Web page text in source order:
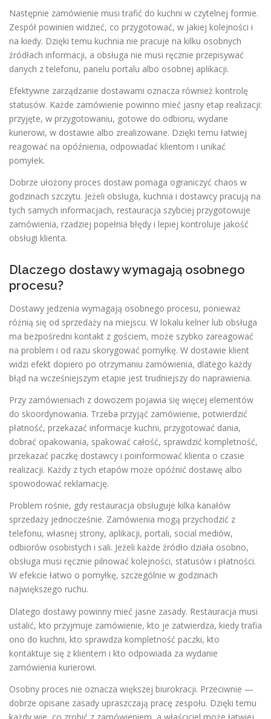
Następnie zamówienie musi trafić do kuchni w czytelnej formie.
Zespół powinien widzieć, co przygotować, w jakiej kolejności i
na kiedy. Dzięki temu kuchnia nie pracuje na kilku osobnych
źródłach informacji, a obsługa nie musi ręcznie przepisywać
danych z telefonu, panelu portalu albo osobnej aplikacji.
Efektywne zarządzanie dostawami oznacza również kontrolę
statusów. Każde zamówienie powinno mieć jasny etap realizacji:
przyjęte, w przygotowaniu, gotowe do odbioru, wydane
kurierowi, w dostawie albo zrealizowane. Dzięki temu łatwiej
reagować na opóźnienia, odpowiadać klientom i unikać
pomyłek.
Dobrze ułożony proces dostaw pomaga ograniczyć chaos w
godzinach szczytu. Jeżeli obsługa, kuchnia i dostawcy pracują na
tych samych informacjach, restauracja szybciej przygotowuje
zamówienia, rzadziej popełnia błędy i lepiej kontroluje jakość
obsługi klienta.
Dlaczego dostawy wymagają osobnego
procesu?
Dostawy jedzenia wymagają osobnego procesu, ponieważ
różnią się od sprzedaży na miejscu. W lokalu kelner lub obsługa
ma bezpośredni kontakt z gościem, może szybko zareagować
na problem i od razu skorygować pomyłkę. W dostawie klient
widzi efekt dopiero po otrzymaniu zamówienia, dlatego każdy
błąd na wcześniejszym etapie jest trudniejszy do naprawienia.
Przy zamówieniach z dowozem pojawia się więcej elementów
do skoordynowania. Trzeba przyjąć zamówienie, potwierdzić
płatność, przekazać informacje kuchni, przygotować dania,
dobrać opakowania, spakować całość, sprawdzić kompletność,
przekazać paczkę dostawcy i poinformować klienta o czasie
realizacji. Każdy z tych etapów może opóźnić dostawę albo
spowodować reklamację.
Problem rośnie, gdy restauracja obsługuje kilka kanałów
sprzedaży jednocześnie. Zamówienia mogą przychodzić z
telefonu, własnej strony, aplikacji, portali, social mediów,
odbiorów osobistych i sali. Jeżeli każde źródło działa osobno,
obsługa musi ręcznie pilnować kolejności, statusów i płatności.
W efekcie łatwo o pomyłkę, szczególnie w godzinach
największego ruchu.
Dlatego dostawy powinny mieć jasne zasady. Restauracja musi
ustalić, kto przyjmuje zamówienie, kto je zatwierdza, kiedy trafia
ono do kuchni, kto sprawdza kompletność paczki, kto
kontaktuje się z klientem i kto odpowiada za wydanie
zamówienia kurierowi.
Osobny proces nie oznacza większej biurokracji. Przeciwnie —
dobrze opisane zasady upraszczają pracę zespołu. Dzięki temu
każdy wie, co zrobić z zamówieniem, a właściciel może łatwiej